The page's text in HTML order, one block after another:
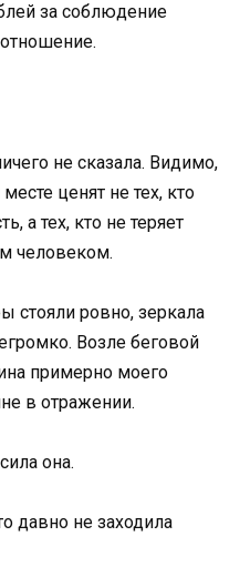
за соблюдение
не сказала. Видимо,
ценят не тех, кто
а тех, кто не теряет
человеком.
стояли ровно, зеркала
Возле беговой
примерно моего
в отражении.
она.
давно не заходила